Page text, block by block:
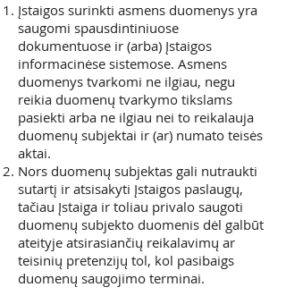
Įstaigos surinkti asmens duomenys yra
saugomi spausdintiniuose
dokumentuose ir (arba) Įstaigos
informacinėse sistemose. Asmens
duomenys tvarkomi ne ilgiau, negu
reikia duomenų tvarkymo tikslams
pasiekti arba ne ilgiau nei to reikalauja
duomenų subjektai ir (ar) numato teisės
aktai.
Nors duomenų subjektas gali nutraukti
sutartį ir atsisakyti Įstaigos paslaugų,
tačiau Įstaiga ir toliau privalo saugoti
duomenų subjekto duomenis dėl galbūt
ateityje atsirasiančių reikalavimų ar
teisinių pretenzijų tol, kol pasibaigs
duomenų saugojimo terminai.